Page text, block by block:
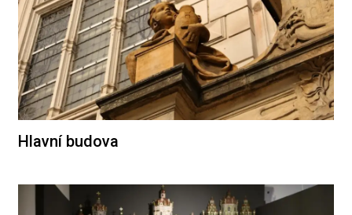
Hlavní budova